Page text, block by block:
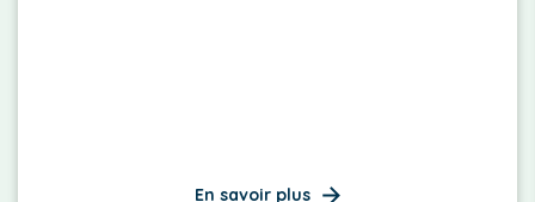
En savoir plus